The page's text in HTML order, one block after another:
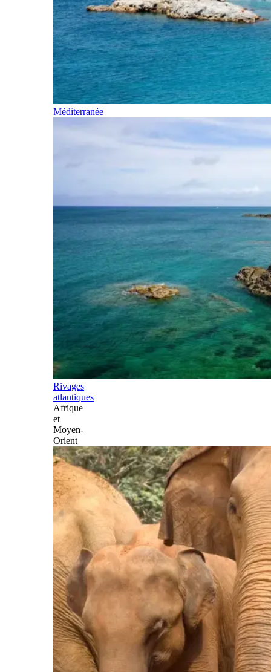
Méditerranée
Rivages
atlantiques
Afrique
et
Moyen-
Orient